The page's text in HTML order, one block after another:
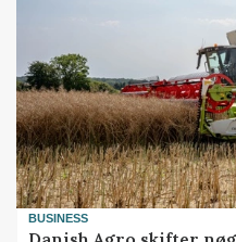
BUSINESS